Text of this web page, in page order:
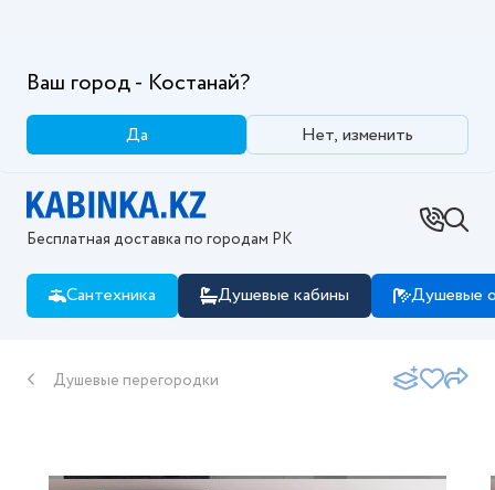
Ваш город - Костанай?
Да Нет, изменить
Бесплатная доставка по городам РК
Сантехника Душевые кабины Душевые
Душевые перегородки